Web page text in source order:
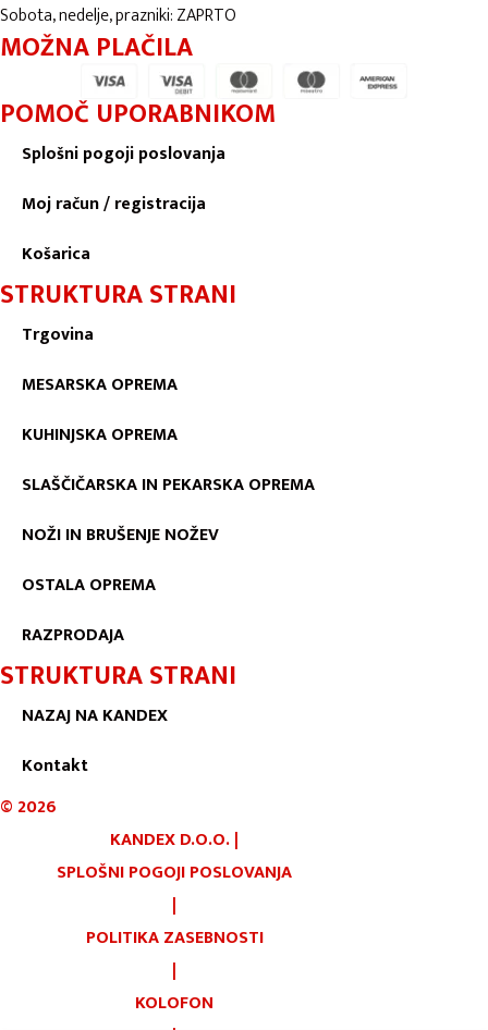
Sobota, nedelje, prazniki: ZAPRTO
MOŽNA PLAČILA
POMOČ UPORABNIKOM
Splošni pogoji poslovanja
Moj račun / registracija
Košarica
STRUKTURA STRANI
Trgovina
MESARSKA OPREMA
KUHINJSKA OPREMA
SLAŠČIČARSKA IN PEKARSKA OPREMA
NOŽI IN BRUŠENJE NOŽEV
OSTALA OPREMA
RAZPRODAJA
STRUKTURA STRANI
NAZAJ NA KANDEX
Kontakt
©2026
KANDEX D.O.O.|
SPLOŠNI POGOJI POSLOVANJA
|
POLITIKA ZASEBNOSTI
|
KOLOFON